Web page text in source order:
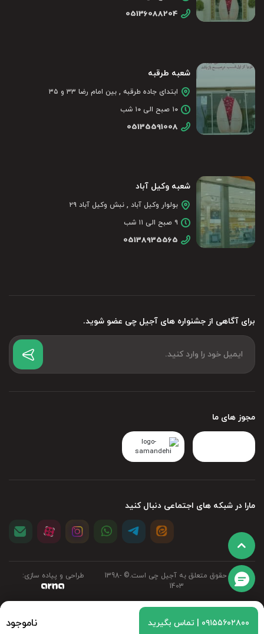
ناموجود ۰۹۱۵۵۶۰۲۸۰۰ | تماس بگیرید نظر خود را با ما به اشتراک بزارید
برای آگاهی از جشنواره های آجیل چی عضو شوید.
05136088204
شعبه طرقبه
ابتدای جاده طرقبه , بین امام رضا ۳۳ و ۳۵
۱۰ صبح الی ۱۰ شب
05135591008
شعبه وکیل آباد
بولوار وکیل آباد , نبش وکیل آباد ۲۹
۹ صبح الی ۱۱ شب
05138935565
مجوز های ما
مارا در شبکه های اجتماعی دنبال کنید
تمامی حقوق متعلق به آجیل چی است.©‏ 1398-
1403
طراحی و پیاده سازی: